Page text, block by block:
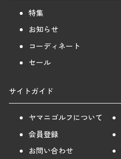
特集
お知らせ
コーディネート
セール
サイトガイド
ヤマニゴルフについて
会員登録
お問い合わせ